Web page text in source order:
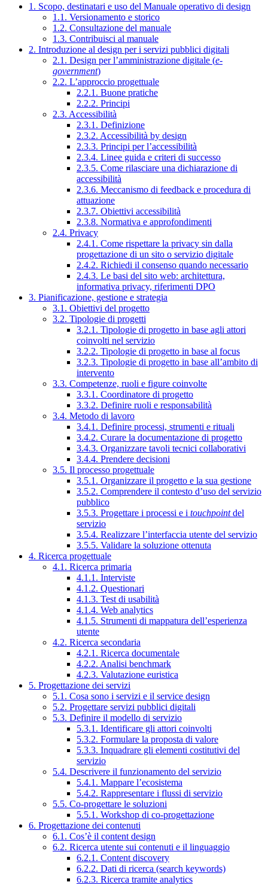
1. Scopo, destinatari e uso del Manuale operativo di design
1.1. Versionamento e storico
1.2. Consultazione del manuale
1.3. Contribuisci al manuale
2. Introduzione al design per i servizi pubblici digitali
2.1. Design per l’amministrazione digitale (e-
government)
2.2. L’approccio progettuale
2.2.1. Buone pratiche
2.2.2. Principi
2.3. Accessibilità
2.3.1. Definizione
2.3.2. Accessibilità by design
2.3.3. Principi per l’accessibilità
2.3.4. Linee guida e criteri di successo
2.3.5. Come rilasciare una dichiarazione di
accessibilità
2.3.6. Meccanismo di feedback e procedura di
attuazione
2.3.7. Obiettivi accessibilità
2.3.8. Normativa e approfondimenti
2.4. Privacy
2.4.1. Come rispettare la privacy sin dalla
progettazione di un sito o servizio digitale
2.4.2. Richiedi il consenso quando necessario
2.4.3. Le basi del sito web: architettura,
informativa privacy, riferimenti DPO
3. Pianificazione, gestione e strategia
3.1. Obiettivi del progetto
3.2. Tipologie di progetti
3.2.1. Tipologie di progetto in base agli attori
coinvolti nel servizio
3.2.2. Tipologie di progetto in base al focus
3.2.3. Tipologie di progetto in base all’ambito di
intervento
3.3. Competenze, ruoli e figure coinvolte
3.3.1. Coordinatore di progetto
3.3.2. Definire ruoli e responsabilità
3.4. Metodo di lavoro
3.4.1. Definire processi, strumenti e rituali
3.4.2. Curare la documentazione di progetto
3.4.3. Organizzare tavoli tecnici collaborativi
3.4.4. Prendere decisioni
3.5. Il processo progettuale
3.5.1. Organizzare il progetto e la sua gestione
3.5.2. Comprendere il contesto d’uso del servizio
pubblico
3.5.3. Progettare i processi e i touchpointdel
servizio
3.5.4. Realizzare l’interfaccia utente del servizio
3.5.5. Validare la soluzione ottenuta
4. Ricerca progettuale
4.1. Ricerca primaria
4.1.1. Interviste
4.1.2. Questionari
4.1.3. Test di usabilità
4.1.4. Web analytics
4.1.5. Strumenti di mappatura dell’esperienza
utente
4.2. Ricerca secondaria
4.2.1. Ricerca documentale
4.2.2. Analisi benchmark
4.2.3. Valutazione euristica
5. Progettazione dei servizi
5.1. Cosa sono i servizi e il service design
5.2. Progettare servizi pubblici digitali
5.3. Definire il modello di servizio
5.3.1. Identificare gli attori coinvolti
5.3.2. Formulare la proposta di valore
5.3.3. Inquadrare gli elementi costitutivi del
servizio
5.4. Descrivere il funzionamento del servizio
5.4.1. Mappare l’ecosistema
5.4.2. Rappresentare i flussi di servizio
5.5. Co-progettare le soluzioni
5.5.1. Workshop di co-progettazione
6. Progettazione dei contenuti
6.1. Cos’è il content design
6.2. Ricerca utente sui contenuti e il linguaggio
6.2.1. Content discovery
6.2.2. Dati di ricerca (search keywords)
6.2.3. Ricerca tramite analytics